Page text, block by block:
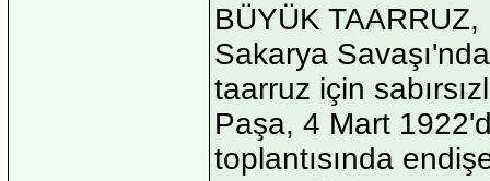
BÜYÜK
Sakarya
taarruz için
Paşa, 4 Mart
toplantısında